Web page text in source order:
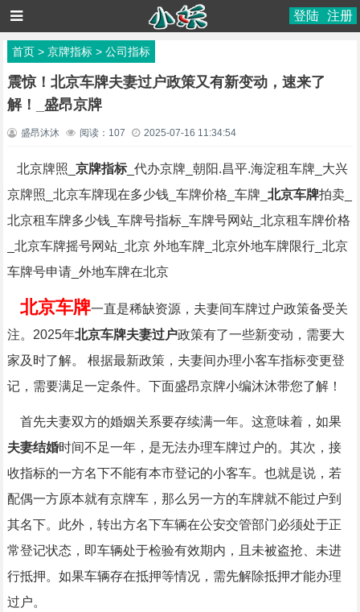
登陆 注册
首页> 京牌指标> 公司指标
震惊！北京车牌夫妻过户政策又有新变动，速来了
解！_盛昂京牌
盛昂沐沐 阅读： 107 2025-07-16 11:34:54
北京牌照_ 京牌指标_代办京牌_朝阳.昌平.海淀租车牌_大兴
京牌照_北京车牌现在多少钱_车牌价格_车牌_ 北京车牌拍卖_
北京租车牌多少钱_车牌号指标_车牌号网站_北京租车牌价格
_北京车牌摇号网站_北京 外地车牌_北京外地车牌限行_北京
车牌号申请_外地车牌在北京
北京车牌一直是稀缺资源，夫妻间车牌过户政策备受关
注。2025年北京车牌夫妻过户政策有了一些新变动，需要大
家及时了解。 根据最新政策，夫妻间办理小客车指标变更登
记，需要满足一定条件。下面盛昂京牌小编沐沐带您了解！
首先夫妻双方的婚姻关系要存续满一年。这意味着，如果
夫妻结婚时间不足一年，是无法办理车牌过户的。其次，接
收指标的一方名下不能有本市登记的小客车。也就是说，若
配偶一方原本就有京牌车，那么另一方的车牌就不能过户到
其名下。此外，转出方名下车辆在公安交管部门必须处于正
常登记状态，即车辆处于检验有效期内，且未被盗抢、未进
行抵押。如果车辆存在抵押等情况，需先解除抵押才能办理
过户。